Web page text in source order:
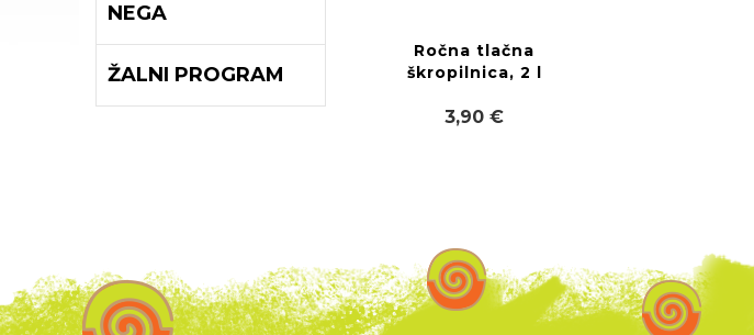
NEGA
ŽALNI PROGRAM
Ročna tlačna
škropilnica, 2 l
3,90 €